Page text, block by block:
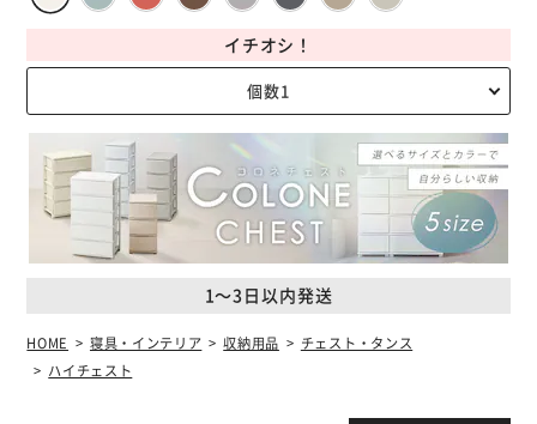
1～3日以内発送
イチオシ！
HOME 寝具・インテリア 収納用品
チェスト・タンス
ハイチェスト